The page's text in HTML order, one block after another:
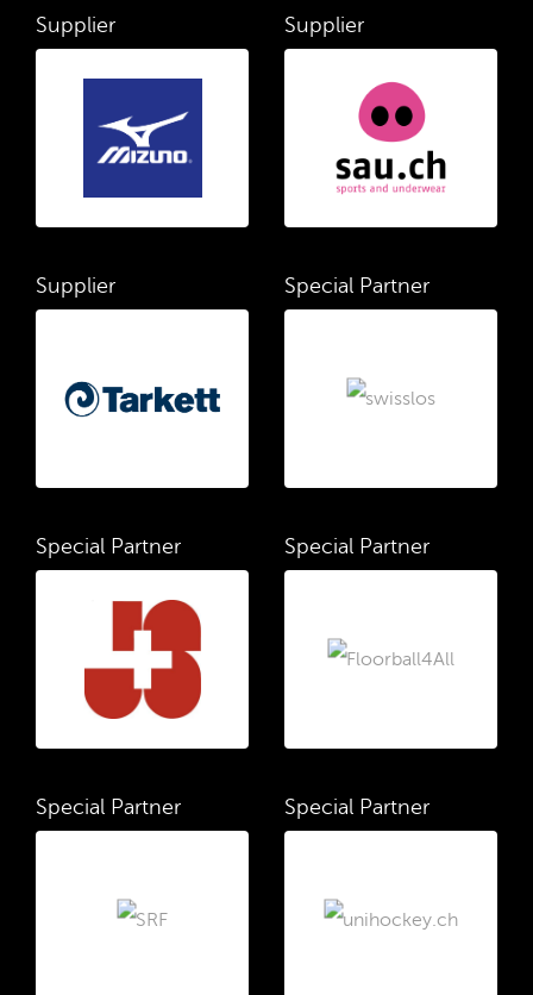
Supplier Supplier
Supplier Special Partner
Special Partner Special Partner
Special Partner Special Partner